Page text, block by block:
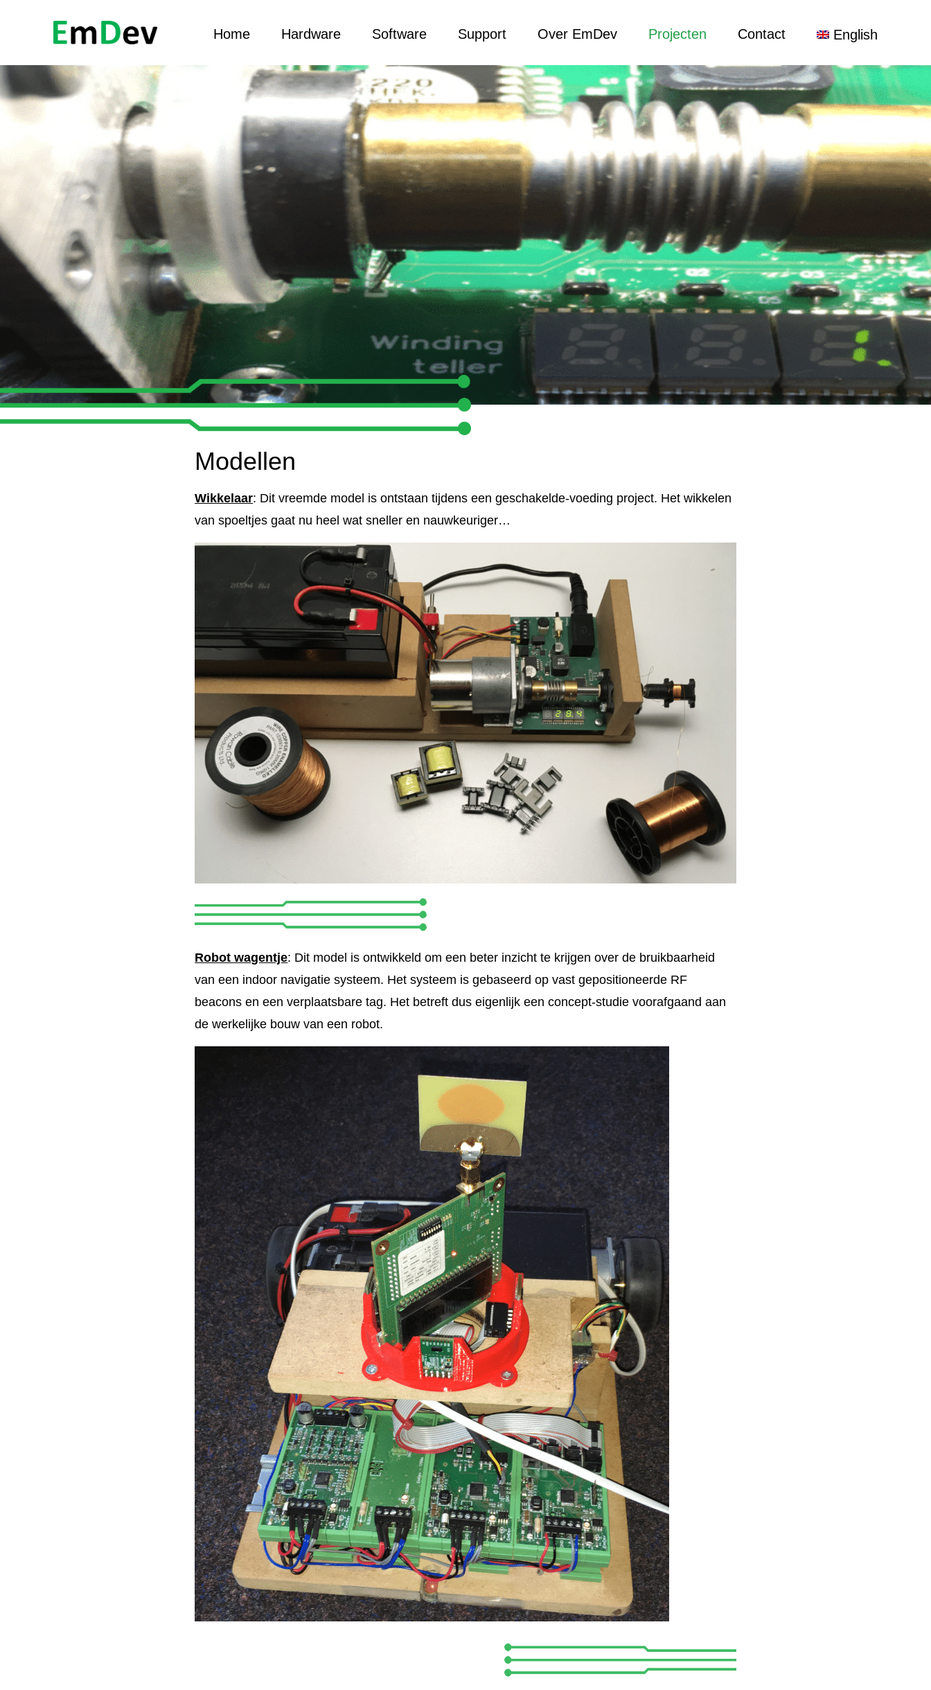
Home Hardware Software Support Over EmDev Projecten Contact English
Modellen
Wikkelaar: Dit vreemde model is ontstaan tijdens een geschakelde-voeding project. Het wikkelen
van spoeltjes gaat nu heel wat sneller en nauwkeuriger…
Robot wagentje: Dit model is ontwikkeld om een beter inzicht te krijgen over de bruikbaarheid
van een indoor navigatie systeem. Het systeem is gebaseerd op vast gepositioneerde RF
beacons en een verplaatsbare tag. Het betreft dus eigenlijk een concept-studie voorafgaand aan
de werkelijke bouw van een robot.